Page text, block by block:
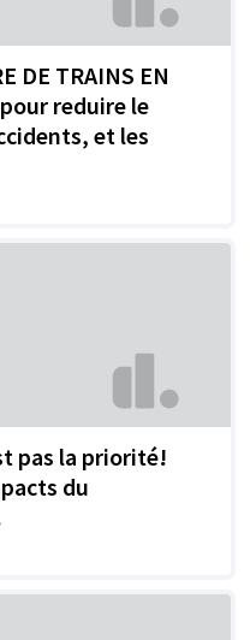
DE TRAINS EN
pour reduire le
et les
pas la priorité!
du